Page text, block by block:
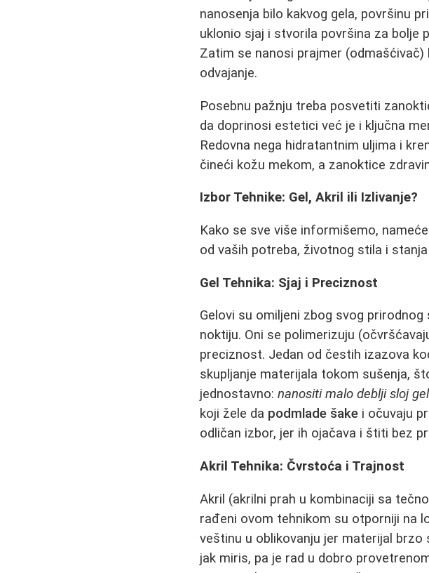
nanosenja bilo kakvog gela, površinu
uklonio sjaj i stvorila površina za bolje
Zatim se nanosi prajmer
odvajanje.
Posebnu pažnju treba posvetiti
da doprinosi estetici već je i ključna
Redovna nega hidratantnim uljima i
čineći kožu mekom, a zanoktice
Izbor Tehnike: Gel, Akril ili Izlivanje?
Kako se sve više informišemo,
od vaših potreba, životnog stila i
Gel Tehnika: Sjaj i Preciznost
Gelovi su omiljeni zbog svog
noktiju. Oni se polimerizuju
preciznost. Jedan od čestih izazova
skupljanje materijala tokom sušenja,
jednostavno:nanositi malo deblji sloj
koji žele da podmlade šake i očuvaju
odličan izbor, jer ih ojačava i štiti bez
Akril Tehnika: Čvrstoća i Trajnost
Akril (akrilni prah u kombinaciji sa
rađeni ovom tehnikom su otporniji na
veštinu u oblikovanju jer materijal brzo
jak miris, pa je rad u dobro